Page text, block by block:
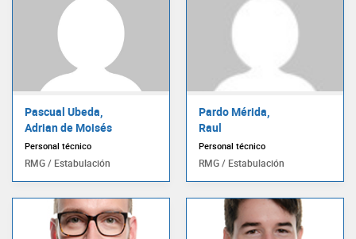
Pascual Ubeda,
Adrian de Moisés
Personal técnico
RMG / Estabulación
Pardo Mérida,
Raul
Personal técnico
RMG / Estabulación